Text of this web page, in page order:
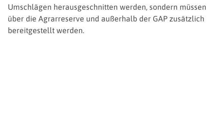
Umschlägen herausgeschnitten werden, sondern müssen
über die Agrarreserve und außerhalb der GAP zusätzlich
bereitgestellt werden.